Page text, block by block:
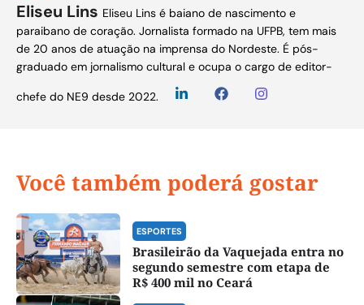
Eliseu Lins Eliseu Lins é baiano de nascimento e
paraibano de coração. Jornalista formado na UFPB, tem mais
de 20 anos de atuação na imprensa do Nordeste. É pós-
graduado em jornalismo cultural e ocupa o cargo de editor-
chefe do NE9 desde 2022.
Você também poderá gostar
ESPORTES
Brasileirão da Vaquejada entra no
segundo semestre com etapa de
R$ 400 mil no Ceará